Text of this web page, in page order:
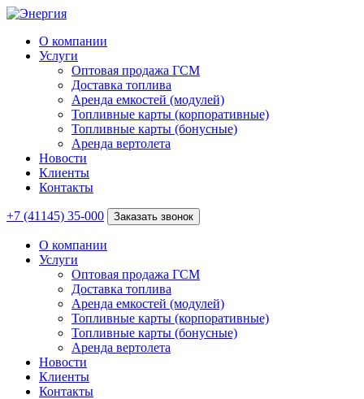
О компании
Услуги
Оптовая продажа ГСМ
Доставка топлива
Аренда емкостей (модулей)
Топливные карты (корпоративные)
Топливные карты (бонусные)
Аренда вертолета
Новости
Клиенты
Контакты
+7 (41145) 35-000 Заказать звонок
О компании
Услуги
Оптовая продажа ГСМ
Доставка топлива
Аренда емкостей (модулей)
Топливные карты (корпоративные)
Топливные карты (бонусные)
Аренда вертолета
Новости
Клиенты
Контакты